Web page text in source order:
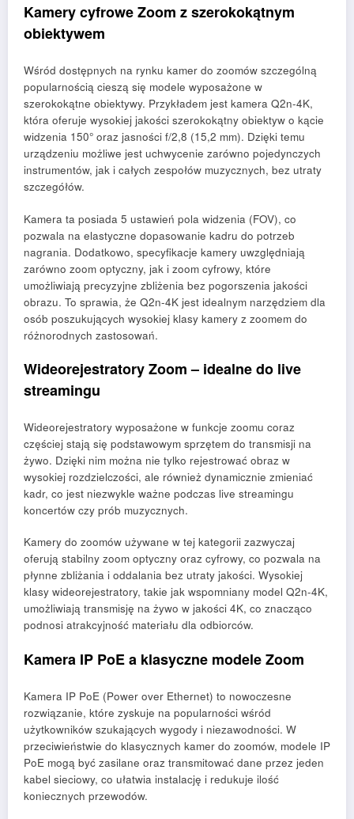
Kamery cyfrowe Zoom z szerokokątnym
obiektywem
Wśród dostępnych na rynku kamer do zoomów szczególną
popularnością cieszą się modele wyposażone w
szerokokątne obiektywy. Przykładem jest kamera Q2n-4K,
która oferuje wysokiej jakości szerokokątny obiektyw o kącie
widzenia 150° oraz jasności f/2,8 (15,2 mm). Dzięki temu
urządzeniu możliwe jest uchwycenie zarówno pojedynczych
instrumentów, jak i całych zespołów muzycznych, bez utraty
szczegółów.
Kamera ta posiada 5 ustawień pola widzenia (FOV), co
pozwala na elastyczne dopasowanie kadru do potrzeb
nagrania. Dodatkowo, specyfikacje kamery uwzględniają
zarówno zoom optyczny, jak i zoom cyfrowy, które
umożliwiają precyzyjne zbliżenia bez pogorszenia jakości
obrazu. To sprawia, że Q2n-4K jest idealnym narzędziem dla
osób poszukujących wysokiej klasy kamery z zoomem do
różnorodnych zastosowań.
Wideorejestratory Zoom – idealne do live
streamingu
Wideorejestratory wyposażone w funkcje zoomu coraz
częściej stają się podstawowym sprzętem do transmisji na
żywo. Dzięki nim można nie tylko rejestrować obraz w
wysokiej rozdzielczości, ale również dynamicznie zmieniać
kadr, co jest niezwykle ważne podczas live streamingu
koncertów czy prób muzycznych.
Kamery do zoomów używane w tej kategorii zazwyczaj
oferują stabilny zoom optyczny oraz cyfrowy, co pozwala na
płynne zbliżania i oddalania bez utraty jakości. Wysokiej
klasy wideorejestratory, takie jak wspomniany model Q2n-4K,
umożliwiają transmisję na żywo w jakości 4K, co znacząco
podnosi atrakcyjność materiału dla odbiorców.
Kamera IP PoE a klasyczne modele Zoom
Kamera IP PoE (Power over Ethernet) to nowoczesne
rozwiązanie, które zyskuje na popularności wśród
użytkowników szukających wygody i niezawodności. W
przeciwieństwie do klasycznych kamer do zoomów, modele IP
PoE mogą być zasilane oraz transmitować dane przez jeden
kabel sieciowy, co ułatwia instalację i redukuje ilość
koniecznych przewodów.